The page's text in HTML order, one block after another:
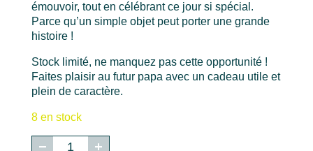
émouvoir, tout en célébrant ce jour si spécial.
Parce qu’un simple objet peut porter une grande
histoire !
Stock limité, ne manquez pas cette opportunité !
Faites plaisir au futur papa avec un cadeau utile et
plein de caractère.
8 en stock
quantité